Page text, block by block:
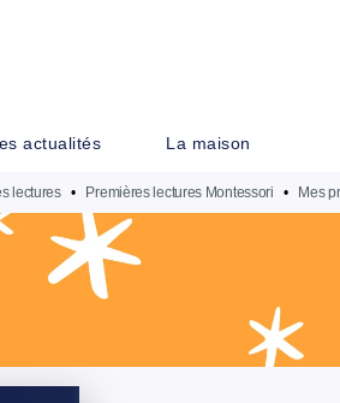
actualités La maison
lectures • Premières lectures Montessori • Mes